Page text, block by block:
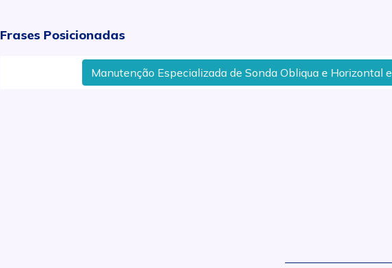
Frases Posicionadas
Manutenção Especializada de Sonda Obliqua e Horizontal em Piracicaba